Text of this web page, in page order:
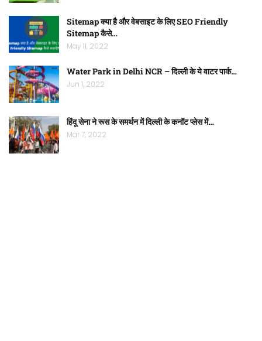
Sitemap क्या है और वेबसाइट के लिए SEO Friendly
Sitemap कैसे…
May 11, 2022
Water Park in Delhi NCR – दिल्ली के ये वाटर पार्क…
Jun 1, 2022
हिंदू सेना ने रूस के समर्थन में दिल्ली के कनॉट प्लेस में…
Mar 7, 2022